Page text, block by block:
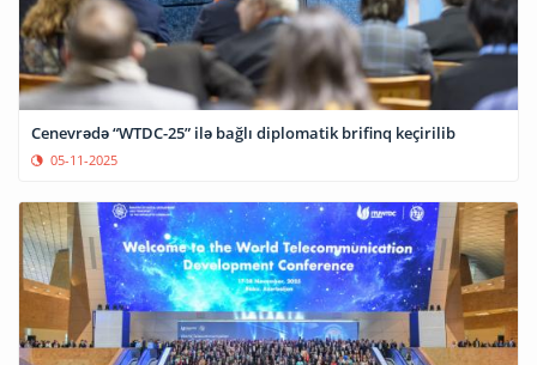
Cenevrədə “WTDC-25” ilə bağlı diplomatik brifinq keçirilib
05-11-2025